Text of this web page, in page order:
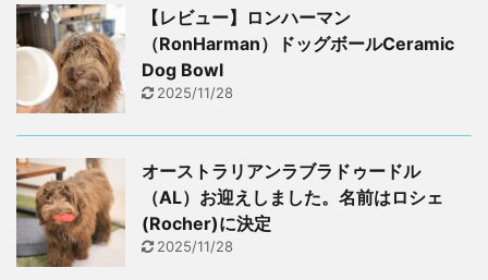
【レビュー】ロンハーマン
（RonHarman）ドッグボールCeramic
Dog Bowl
2025/11/28
オーストラリアンラブラドゥードル
（AL）お迎えしました。名前はロシェ
(Rocher)に決定
2025/11/28